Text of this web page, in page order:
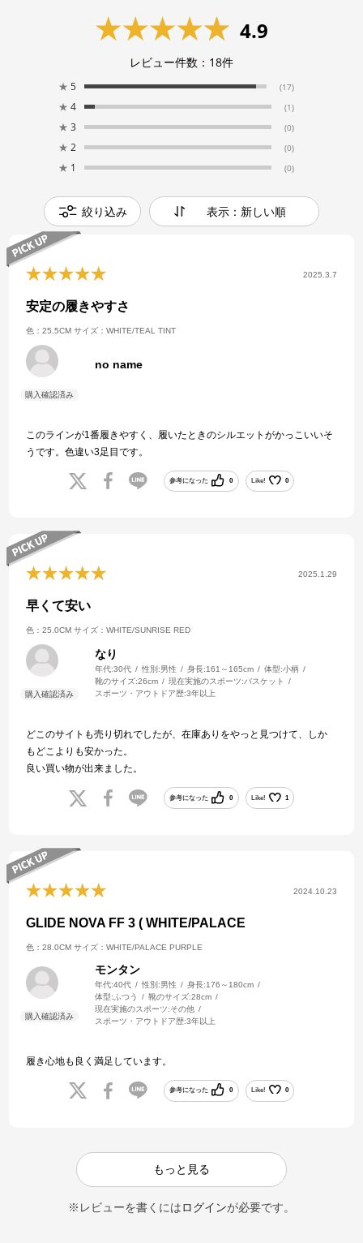
4.9
レビュー件数： 18件
★ 5 (17)
★ 4 (1)
★ 3 (0)
★ 2 (0)
★ 1 (0)
絞り込み 表示：新しい順
2025.3.7
安定の履きやすさ
色：25.5CM サイズ：WHITE/TEAL TINT
no name
このラインが1番履きやすく、履いたときのシルエットがかっこいいそ
うです。色違い3足目です。
参考になった 0 Like! 0
2025.1.29
早くて安い
色：25.0CM サイズ：WHITE/SUNRISE RED
なり
年代:30代 性別:男性 身長:161～165cm 体型:小柄
靴のサイズ:26cm 現在実施のスポーツ:バスケット
スポーツ・アウトドア歴:3年以上
どこのサイトも売り切れでしたが、在庫ありをやっと見つけて、しか
もどこよりも安かった。
良い買い物が出来ました。
参考になった 0 Like! 1
2024.10.23
GLIDE NOVA FF 3 ( WHITE/PALACE
色：28.0CM サイズ：WHITE/PALACE PURPLE
モンタン
年代:40代 性別:男性 身長:176～180cm
体型: ふつう 靴のサイズ:28cm
現在実施のスポーツ:その他
スポーツ・アウトドア歴:3年以上
履き心地も良く満足しています。
参考になった 0 Like! 0
もっと見る
※レビューを書くにはログインが必要です。